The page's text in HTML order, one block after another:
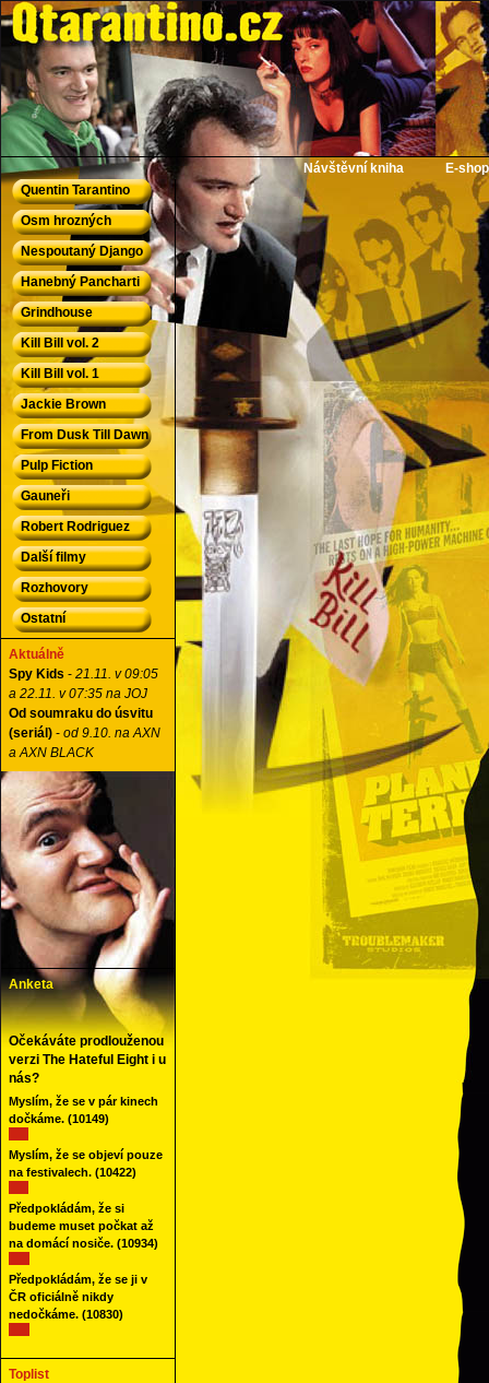
QTarantino.cz - Quentin Tarantino
Návštěvní kniha
E-shop
Quentin Tarantino
Osm hrozných
Nespoutaný Django
Hanebný Pancharti
Grindhouse
Kill Bill vol. 2
Kill Bill vol. 1
Jackie Brown
From Dusk Till Dawn
Pulp Fiction
Gauneři
Robert Rodriguez
Další filmy
Rozhovory
Ostatní
Aktuálně
Spy Kids - 21.11. v 09:05
a 22.11. v 07:35 na JOJ
Od soumraku do úsvitu
(seriál) - od 9.10. na AXN
a AXN BLACK
Anketa
Očekáváte prodlouženou
verzi The Hateful Eight i u
nás?
Myslím, že se v pár kinech
dočkáme. (10149)
Myslím, že se objeví pouze
na festivalech. (10422)
Předpokládám, že si
budeme muset počkat až
na domácí nosiče. (10934)
Předpokládám, že se ji v
ČR oficiálně nikdy
nedočkáme. (10830)
Toplist